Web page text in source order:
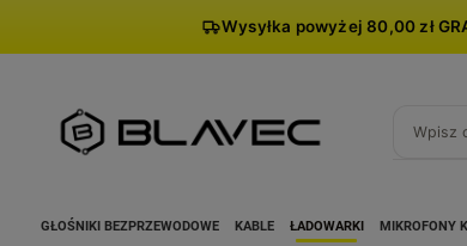
Wysyłka powyżej 80,00 zł
GŁOŚNIKI BEZPRZEWODOWE KABLE ŁADOWARKI MIKROFONY